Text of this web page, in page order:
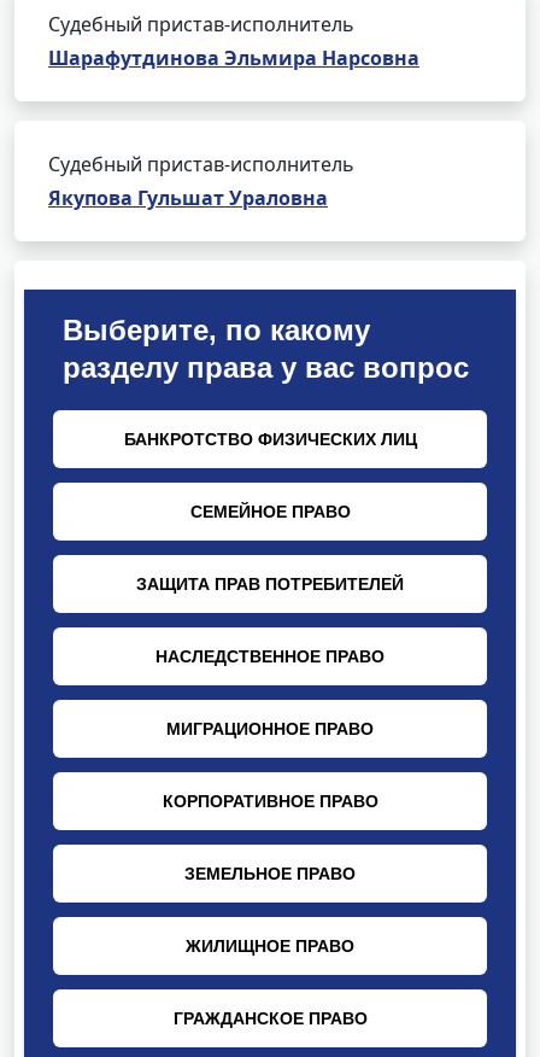
Судебный пристав-исполнитель
Шарафутдинова Эльмира Нарсовна
Судебный пристав-исполнитель
Якупова Гульшат Ураловна